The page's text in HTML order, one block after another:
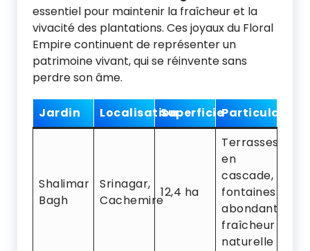
essentiel pour maintenir la fraîcheur et la
vivacité des plantations. Ces joyaux du Floral
Empire continuent de représenter un
patrimoine vivant, qui se réinvente sans
perdre son âme.
Jardin LocalisationSuperficieParticularités
Shalimar
Bagh
Srinagar,
Cachemire
12,4 ha
Terrasses
en
cascade,
fontaines
abondantes,
fraîcheur
naturelle